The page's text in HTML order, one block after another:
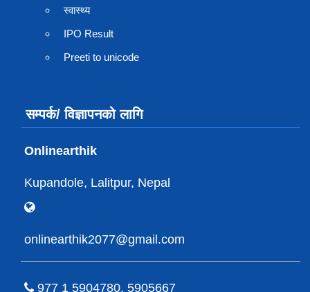
स्वास्थ्य
IPO Result
Preeti to unicode
सम्पर्क/ विज्ञापनको लागि
Onlinearthik
Kupandole, Lalitpur, Nepal
onlinearthik2077@gmail.com
977 1 5904780, 5905667